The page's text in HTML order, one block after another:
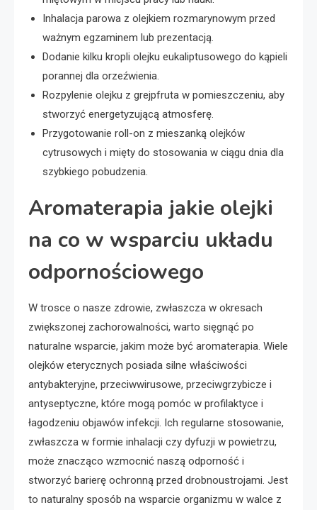
Inhalacja parowa z olejkiem rozmarynowym przed
ważnym egzaminem lub prezentacją.
Dodanie kilku kropli olejku eukaliptusowego do kąpieli
porannej dla orzeźwienia.
Rozpylenie olejku z grejpfruta w pomieszczeniu, aby
stworzyć energetyzującą atmosferę.
Przygotowanie roll-on z mieszanką olejków
cytrusowych i mięty do stosowania w ciągu dnia dla
szybkiego pobudzenia.
Aromaterapia jakie olejki
na co w wsparciu układu
odpornościowego
W trosce o nasze zdrowie, zwłaszcza w okresach
zwiększonej zachorowalności, warto sięgnąć po
naturalne wsparcie, jakim może być aromaterapia. Wiele
olejków eterycznych posiada silne właściwości
antybakteryjne, przeciwwirusowe, przeciwgrzybicze i
antyseptyczne, które mogą pomóc w profilaktyce i
łagodzeniu objawów infekcji. Ich regularne stosowanie,
zwłaszcza w formie inhalacji czy dyfuzji w powietrzu,
może znacząco wzmocnić naszą odporność i
stworzyć barierę ochronną przed drobnoustrojami. Jest
to naturalny sposób na wsparcie organizmu w walce z